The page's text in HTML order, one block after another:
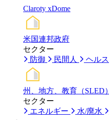
Claroty xDome
米国連邦政府
セクター
防御
民間人 ヘル
州、地方、教育（SLED）
セクター
エネルギー
水/廃水